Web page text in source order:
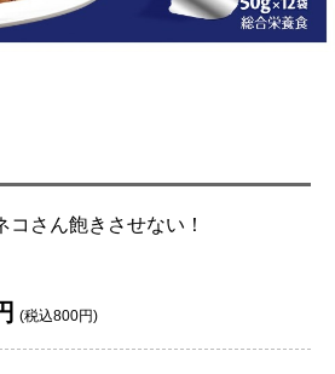
さん飽きさせない！
(税込800円)